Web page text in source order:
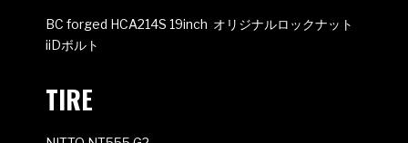
BC forged HCA214S 19inch オリジナルロックナット
iiDボルト
TIRE